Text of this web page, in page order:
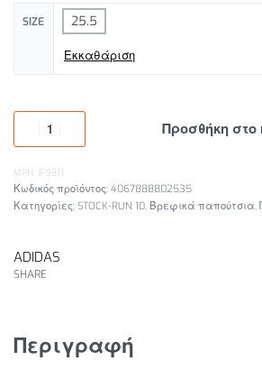
SIZE 25.5
Εκκαθάριση
Προσθήκη στο
MPN: IF9311
4067888802535
Κατηγορίες: STOCK-RUN 10, Βρεφικά παπούτσια,
ADIDAS
SHARE
Περιγραφή